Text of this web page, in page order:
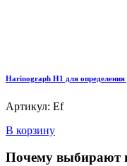
Harinograph Н1 для определения
Артикул: Ef
В корзину
Почему выбирают